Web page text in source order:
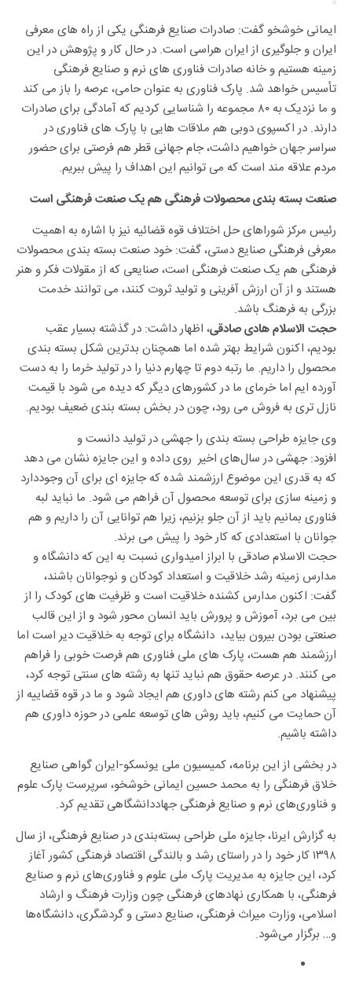
ایمانی خوشخو گفت: صادرات صنایع فرهنگی یکی از راه های معرفی
ایران و جلوگیری از ایران هراسی است. در حال کار و پژوهش در این
زمینه هستیم و خانه صادرات فناوری های نرم و صنایع فرهنگی
تأسیس خواهد شد. پارک فناوری به عنوان حامی، عرصه را باز می کند
و ما نزدیک به ۸۰ مجموعه را شناسایی کردیم که آمادگی برای صادرات
دارند. در اکسپوی دوبی هم ملاقات هایی با پارک های فناوری در
سراسر جهان خواهیم داشت، جام جهانی قطر هم فرصتی برای حضور
مردم علاقه مند است که می توانیم این اهداف را پیش ببریم.
صنعت بسته بندی محصولات فرهنگی هم یک صنعت فرهنگی است
رئیس مرکز شوراهای حل اختلاف قوه قضائیه نیز با اشاره به اهمیت
معرفی فرهنگی صنایع دستی، گفت: خود صنعت بسته بندی محصولات
فرهنگی هم یک صنعت فرهنگی است، صنایعی که از مقولات فکر و هنر
هستند و از آن ارزش آفرینی و تولید ثروت کنند، می توانند خدمت
بزرگی به فرهنگ باشد.
حجت الاسلام هادی صادقی، اظهار داشت: در گذشته بسیار عقب
بودیم، اکنون شرایط بهتر شده اما همچنان بدترین شکل بسته بندی
محصول را داریم. ما رتبه دوم تا چهارم دنیا را در تولید خرما را به دست
آورده ایم اما خرمای ما در کشورهای دیگر که دیده می شود با قیمت
نازل تری به فروش می رود، چون در بخش بسته بندی ضعیف بودیم.
وی جایزه طراحی بسته بندی را جهشی در تولید دانست و
افزود: جهشی در سال‌های اخیر روی داده و این جایزه نشان می دهد
که به قدری این موضوع ارزشمند شده که جایزه ای برای آن وجوددارد
و زمینه سازی برای توسعه محصول آن فراهم می شود. ما نباید لبه
فناوری بمانیم باید از آن جلو بزنیم، زیرا هم توانایی آن را داریم و هم
جوانان با استعدادی که کار خود را پیش می برند.
حجت الاسلام صادقی با ابراز امیدواری نسبت به این که دانشگاه و
مدارس زمینه رشد خلاقیت و استعداد کودکان و نوجوانان باشند،
گفت: اکنون مدارس کشنده خلاقیت است و ظرفیت های کودک را از
بین می برد، آموزش و پرورش باید انسان محور شود و از این قالب
صنعتی بودن بیرون بیاید، دانشگاه برای توجه به خلاقیت دیر است اما
ارزشمند هم هست، پارک های ملی فناوری هم فرصت خوبی را فراهم
می کنند. در عرصه حقوق هم نباید تنها به رشته های سنتی توجه کرد،
پیشنهاد می کنم رشته های داوری هم ایجاد شود و ما در قوه قضاییه از
آن حمایت می کنیم، باید روش های توسعه علمی در حوزه داوری هم
داشته باشیم.
در بخشی از این برنامه، کمیسیون ملی یونسکو-ایران گواهی صنایع
خلاق فرهنگی را به محمد حسین ایمانی خوشخو، سرپرست پارک علوم
و فناوری‌های نرم و صنایع فرهنگی جهاددانشگاهی تقدیم کرد.
به گزارش ایرنا، جایزه ملی طراحی بسته‌بندی در صنایع فرهنگی، از سال
۱۳۹۸ کار خود را در راستای رشد و بالندگی اقتصاد فرهنگی کشور آغاز
کرد، این جایزه به مدیریت پارک ملی علوم و فناوری‌های نرم و صنایع
فرهنگی، با همکاری نهادهای فرهنگی چون وزارت فرهنگ و ارشاد
اسلامی، وزارت میراث فرهنگی، صنایع دستی و گردشگری، دانشگاه‌ها
و… برگزار می‌شود.